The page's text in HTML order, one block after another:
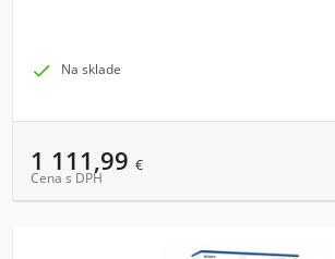
 Na sklade
1 111,99 €
Cena s DPH